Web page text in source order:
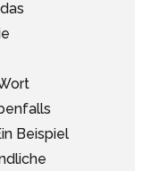
Beispiel